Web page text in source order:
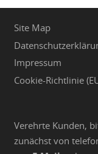
Site Map
Impressum
Cookie-Richtlinie
Verehrte Kunden,
zunächst von